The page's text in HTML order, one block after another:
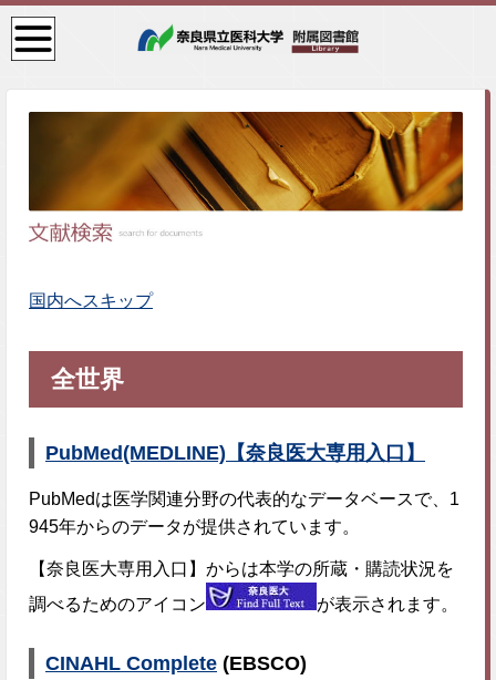
検
索・
メニ
ュー
国内へスキップ
全世界
PubMed(MEDLINE)【奈良医大専用入口】
PubMedは医学関連分野の代表的なデータベースで、1
945年からのデータが提供されています。
【奈良医大専用入口】からは本学の所蔵・購読状況を
調べるためのアイコン
が表示されます。
CINAHL Complete (EBSCO)